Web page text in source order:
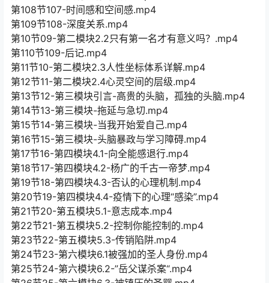
第108节107-时间感和空间感.mp4
第109节108-深度关系.mp4
第10节09-第二模块2.2只有第一名才有意义吗？.mp4
第110节109-后记.mp4
第11节10-第二模块2.3人性坐标体系详解.mp4
第12节11-第二模块2.4心灵空间的层级.mp4
第13节12-第三模块引言-高贵的头脑，孤独的头脑.mp4
第14节13-第三模块-拖延与急切.mp4
第15节14-第三模块-当我开始爱自己.mp4
第16节15-第三模块-头脑暴政与学习障碍.mp4
第17节16-第四模块4.1-向全能感退行.mp4
第18节17-第四模块4.2-杨广的千古一帝梦.mp4
第19节18-第四模块4.3-否认的心理机制.mp4
第20节19-第四模块4.4-疫情下的心理“感染”.mp4
第21节20-第五模块5.1-意志成本.mp4
第22节21-第五模块5.2-控制你能控制的.mp4
第23节22-第五模块5.3-传销陷阱.mp4
第24节23-第六模块6.1被强加的圣人身份.mp4
第25节24-第六模块6.2-”岳父谋杀案“.mp4
第26节25-第六模块6.3-被镇压的圣婴.mp4